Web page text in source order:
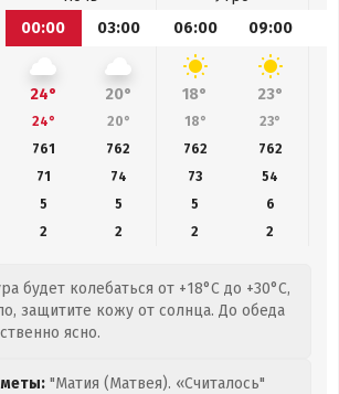
00:00
03:00 06:00 09:00
24° 20° 18° 23°
24° 20° 18° 23°
761
762 762 762
71
74 73 54
5
5 5
6
2
2 2 2
будет колебаться от +18°C до +30°C,
защитите кожу от солнца. До обеда
ясно.
"Матия (Матвея). «Считалось"